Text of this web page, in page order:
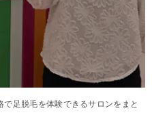
足脱毛を体験できるサロンをまと